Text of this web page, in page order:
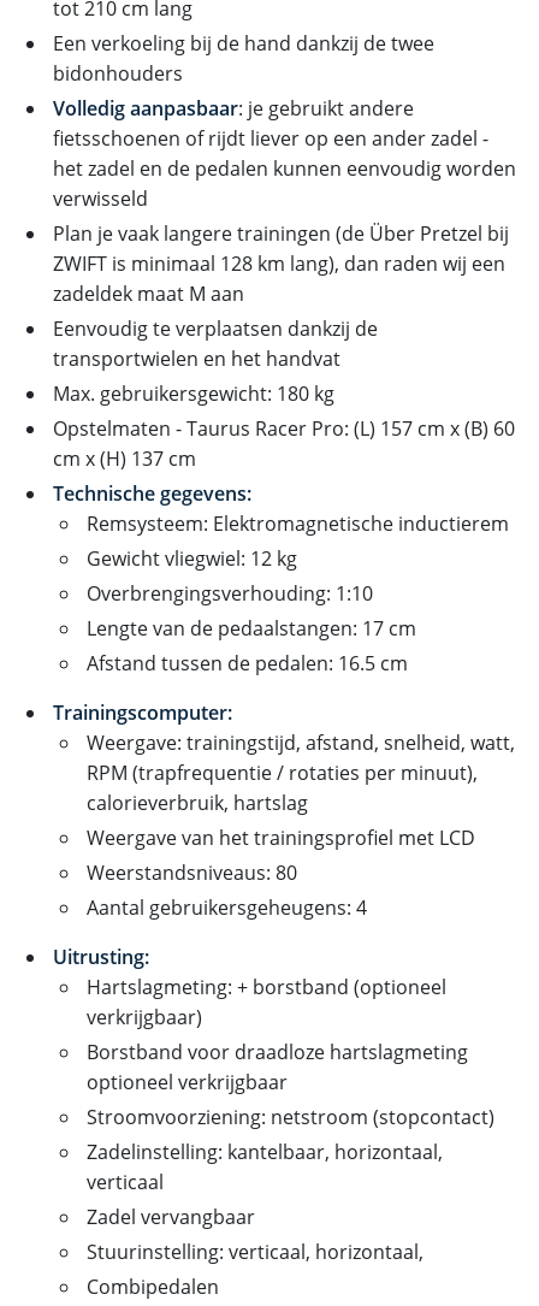
tot 210 cm lang
Een verkoeling bij de hand dankzij de twee
bidonhouders
Volledig aanpasbaar: je gebruikt andere
fietsschoenen of rijdt liever op een ander zadel -
het zadel en de pedalen kunnen eenvoudig worden
verwisseld
Plan je vaak langere trainingen (de Über Pretzel bij
ZWIFT is minimaal 128 km lang), dan raden wij een
zadeldek maat M aan
Eenvoudig te verplaatsen dankzij de
transportwielen en het handvat
Max. gebruikersgewicht: 180 kg
Opstelmaten - Taurus Racer Pro: (L) 157 cm x (B) 60
cm x (H) 137 cm
Technische gegevens:
Remsysteem: Elektromagnetische inductierem
Gewicht vliegwiel: 12 kg
Overbrengingsverhouding: 1:10
Lengte van de pedaalstangen: 17 cm
Afstand tussen de pedalen: 16.5 cm
Trainingscomputer:
Weergave: trainingstijd, afstand, snelheid, watt,
RPM (trapfrequentie / rotaties per minuut),
calorieverbruik, hartslag
Weergave van het trainingsprofiel met LCD
Weerstandsniveaus: 80
Aantal gebruikersgeheugens: 4
Uitrusting:
Hartslagmeting: + borstband (optioneel
verkrijgbaar)
Borstband voor draadloze hartslagmeting
optioneel verkrijgbaar
Stroomvoorziening: netstroom (stopcontact)
Zadelinstelling: kantelbaar, horizontaal,
verticaal
Zadel vervangbaar
Stuurinstelling: verticaal, horizontaal,
Combipedalen